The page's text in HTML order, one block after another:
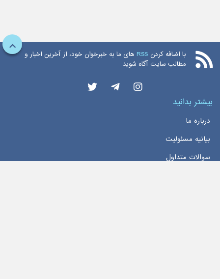
با اضافه کردن RSS های ما به خبرخوان خود، از آخرین اخبار و
مطالب سایت آگاه شوید
بیشتر بدانید
درباره ما
بیانیه مسئولیت
سوالات متداول